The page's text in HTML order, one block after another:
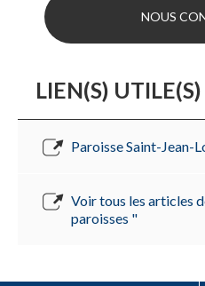
NOUS
LIEN(S) UTILE(S)
Paroisse Saint-Jean-
Voir tous les articles
paroisses "